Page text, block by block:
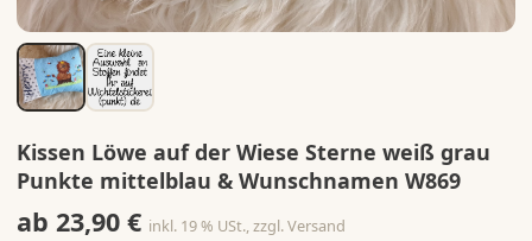
Kissen Löwe auf der Wiese Sterne weiß grau
Punkte mittelblau & Wunschnamen W869
ab 23,90 € inkl. 19 % USt., zzgl. Versand